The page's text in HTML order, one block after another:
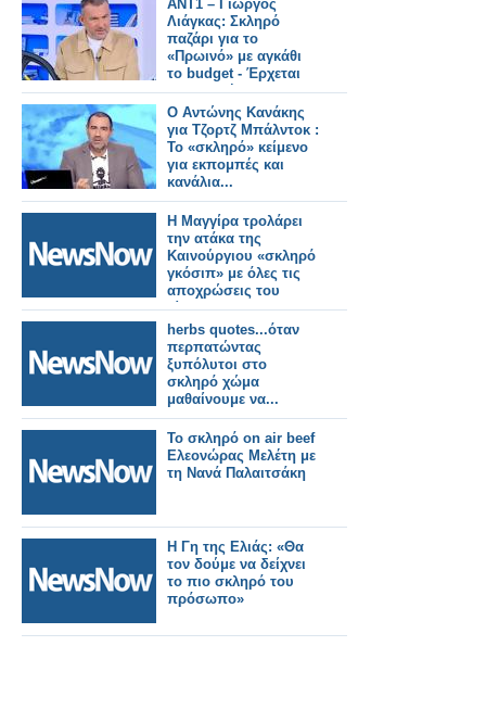
ΑΝΤ1 – Γιώργος
Λιάγκας: Σκληρό
παζάρι για το
«Πρωινό» με αγκάθι
το budget - Έρχεται
ανατροπή;
Ο Αντώνης Κανάκης
για Τζορτζ Μπάλντοκ :
Το «σκληρό» κείμενο
για εκπομπές και
κανάλια...
Η Μαγγίρα τρολάρει
την ατάκα της
Καινούργιου «σκληρό
γκόσιπ» με όλες τις
αποχρώσεις του
κίτρινου
herbs quotes...όταν
περπατώντας
ξυπόλυτοι στο
σκληρό χώμα
μαθαίνουμε να...
Το σκληρό on air beef
Ελεονώρας Μελέτη με
τη Νανά Παλαιτσάκη
Η Γη της Ελιάς: «Θα
τον δούμε να δείχνει
το πιο σκληρό του
πρόσωπο»